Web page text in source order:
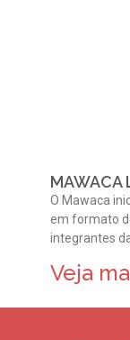
MAWACA
O Mawaca
em formato
integrantes
Veja